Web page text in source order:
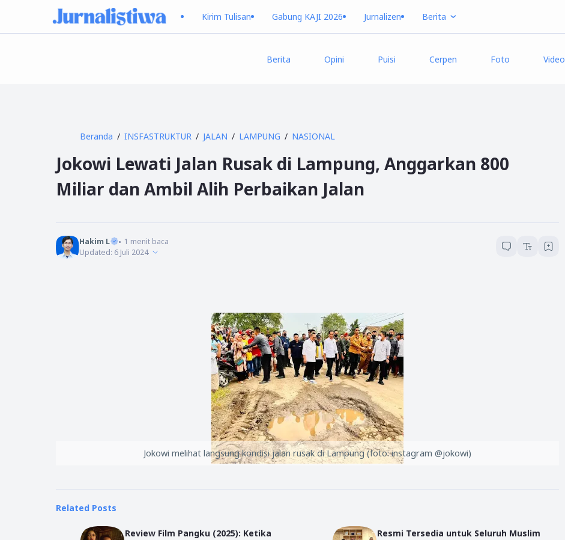
Kirim Tulisan Gabung KAJI 2026 Jurnalizen Berita
Berita Opini Puisi Cerpen Foto Video
Beranda INSFASTRUKTUR JALAN LAMPUNG NASIONAL
Jokowi Lewati Jalan Rusak di Lampung, Anggarkan 800
Miliar dan Ambil Alih Perbaikan Jalan
Hakim L 1 menit baca
Updated: 6 Juli 2024
Jokowi melihat langsung kondisi jalan rusak di Lampung (foto: instagram @jokowi)
Related Posts
Review Film Pangku (2025): Ketika
Resmi Tersedia untuk Seluruh Muslim